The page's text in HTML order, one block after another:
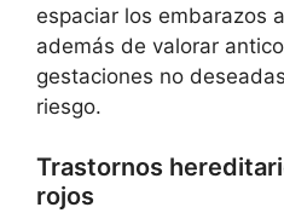
espaciar los embarazos
además de valorar
gestaciones no
riesgo.
Trastornos
rojos